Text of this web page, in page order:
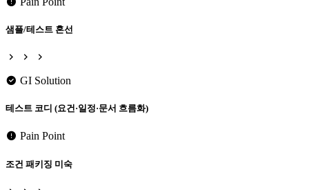
샘플/테스트 혼선
GI Solution
테스트 코디 (요건·일정·문서 흐름화)
Pain Point
조건 패키징 미숙